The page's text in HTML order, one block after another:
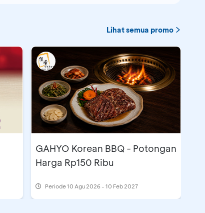
Lihat semua promo
GAHYO Korean BBQ - Potongan
Harga Rp150 Ribu
Periode10 Agu 2026 - 10 Feb 2027